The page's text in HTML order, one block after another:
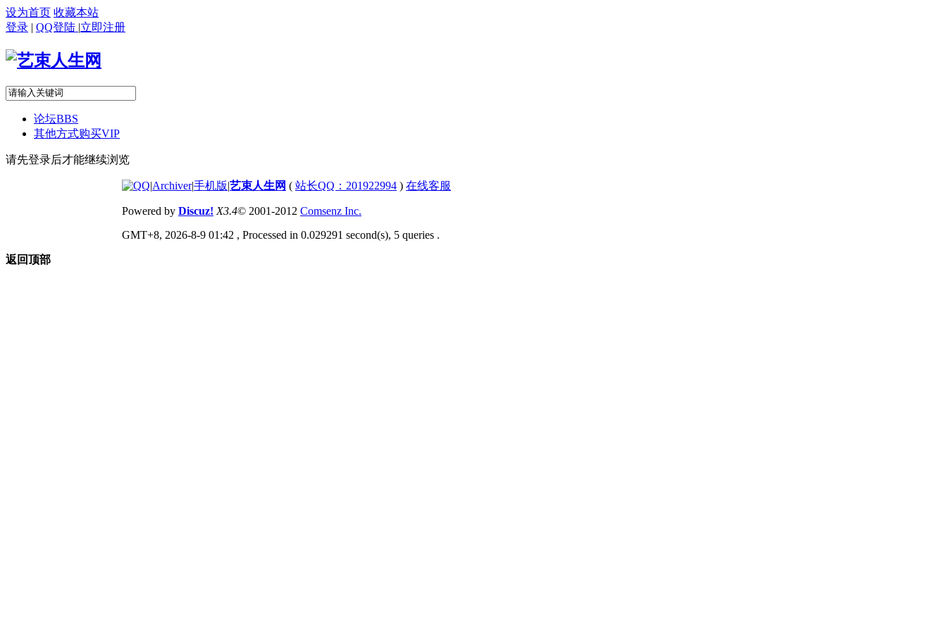
设为首页 收藏本站
登录 | QQ登陆 |立即注册
论坛BBS
其他方式购买VIP
请先登录后才能继续浏览
|Archiver|手机版|艺束人生网 ( 站长QQ：201922994 ) 在线客服
Powered by Discuz! X3.4© 2001-2012 Comsenz Inc.
GMT+8, 2026-8-9 01:42 , Processed in 0.029291 second(s), 5 queries .
返回顶部